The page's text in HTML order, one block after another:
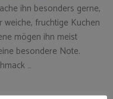
ihn besonders gerne,
fruchtige Kuchen
mögen ihn meist
besondere Note.
…